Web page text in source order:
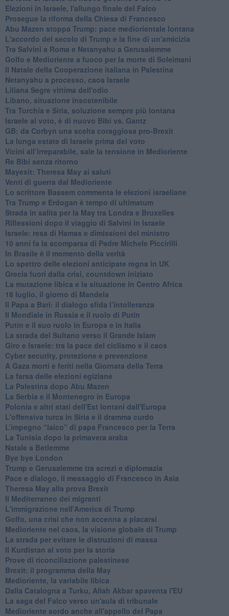
Elezioni in Israele, l'allungo finale del Falco
Prosegue la riforma della Chiesa di Francesco
Abu Mazen stoppa Trump: pace mediorientale lontana
L'accordo del secolo di Trump e la fine di un'amicizia
Tra Salvini a Roma e Netanyahu a Gerusalemme
Golfo e Medioriente a fuoco per la morte di Soleimani
Il Natale della Cooperazione italiana in Palestina
Netanyahu a processo, caos Israele
Liliana Segre vittima dell'odio
Libano, situazione insostenibile
Tra Turchia e Siria, soluzione sempre più lontana
Israele al voto, è di nuovo Bibi vs. Gantz
GB: da Corbyn una scelta coraggiosa pro-Brexit
La lunga estate di Israele prima del voto
Vicini all’irreparabile, sale la tensione in Medioriente
Re Bibi senza ritorno
Mayexit: Theresa May ai saluti
Venti di guerra dal Medioriente
Lo scrittore Bassem commenta le elezioni israeliane
Tra Trump e Erdogan è tempo di ultimatum
Strada in salita per la May tra Londra e Bruxelles
Riflessioni dopo il viaggio di Salvini in Israele
Israele: resa di Hamas e dimissioni del ministro
10 anni fa la scomparsa di Padre Michele Piccirilli
In Brasile è il momento della verità
Lo spettro delle elezioni anticipate regna in UK
Grecia fuori dalla crisi, countdown iniziato
La mutazione libica e la situazione in Centro Africa
18 luglio, il giorno di Mandela
Il Papa a Bari: il dialogo sfida l’intolleranza
Il Mondiale in Russia e il ruolo di Putin
Putin e il suo ruolo in Europa e in Italia
La strada del Sultano verso il Grande Islam
Giro e Israele: tra la pace del ciclismo e il caos
Cyber security, protezione e prevenzione
A Gaza morti e feriti nella Giornata della Terra
La farsa delle elezioni egiziane
La Palestina dopo Abu Mazen
La Serbia e il Montenegro in Europa
Polonia e altri stati dell'Est lontani dall'Europa
L'offensiva turca in Siria e il dramma curdo
L’impegno “laico” di papa Francesco per la Terra
La Tunisia dopo la primavera araba
Natale a Betlemme
Bye bye London
Trump e Gerusalemme tra screzi e diplomazia
Pace e dialogo, il messaggio di Francesco in Asia
Theresa May alla prova Brexit
Il Mediterraneo dei migranti
L'immigrazione nell'America di Trump
Golfo, una crisi che non accenna a placarsi
Medioriente nel caos, la visione globale di Trump
La strada per evitare le distruzioni di massa
Il Kurdistan al voto per la storia
Prove di riconciliazione palestinese
Brexit: il programma della May
Medioriente, la variabile libica
Dalla Catalogna a Turku, Allah Akbar spaventa l'EU
La saga del Falco verso un'aula di tribunale
Medioriente sordo anche all'appello del Papa